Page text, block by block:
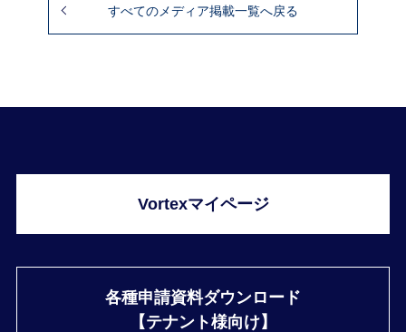
すべてのメディア掲載一覧へ戻る
Vortexマイページ
各種申請資料ダウンロード
【テナント様向け】